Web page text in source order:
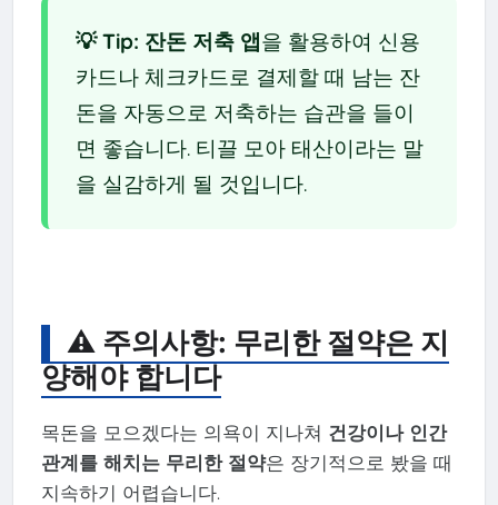
💡 Tip: 잔돈 저축 앱을 활용하여 신용
카드나 체크카드로 결제할 때 남는 잔
돈을 자동으로 저축하는 습관을 들이
면 좋습니다. 티끌 모아 태산이라는 말
을 실감하게 될 것입니다.
⚠️ 주의사항: 무리한 절약은 지
양해야 합니다
목돈을 모으겠다는 의욕이 지나쳐 건강이나 인간
관계를 해치는 무리한 절약은 장기적으로 봤을 때
지속하기 어렵습니다.